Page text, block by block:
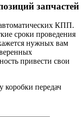
запчастей
КПП.
сроки проведения
нужных вам
привести свои
коробки передач